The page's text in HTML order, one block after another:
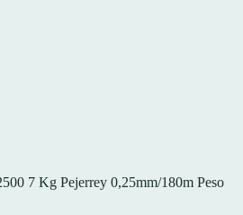
7 Kg Pejerrey 0,25mm/180m Peso